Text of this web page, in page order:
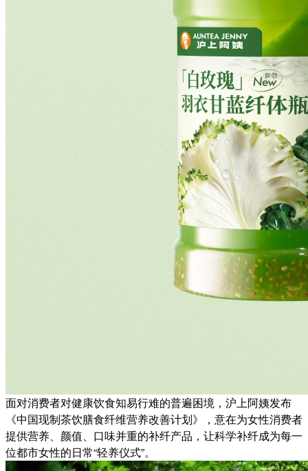
面对消费者对健康饮食知易行难的普遍困境，沪上阿姨发布
《中国现制茶饮膳食纤维营养改善计划》，意在为女性消费者
提供营养、颜值、口味并重的补纤产品，让科学补纤成为每一
位都市女性的日常“轻养仪式”。